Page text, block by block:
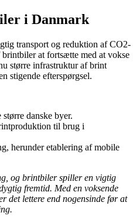
i Danmark
transport og reduktion af CO2-
at fortsætte med at vokse
større infrastruktur af brint
stigende efterspørgsel.
danske byer.
til brug i
herunder etablering af mobile
og brintbiler spiller en vigtig
fremtid. Med en voksende
det lettere end nogensinde før at